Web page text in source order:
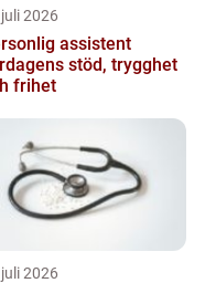
2026
assistent
stöd, trygghet
frihet
2026